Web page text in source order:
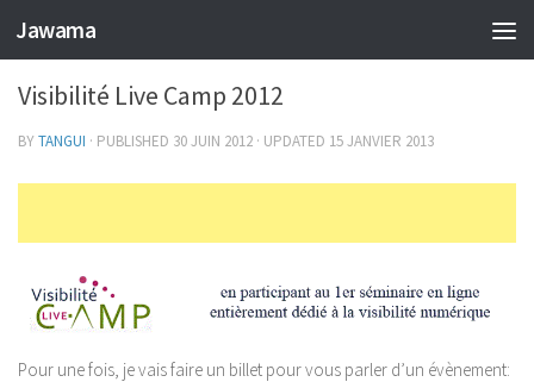
Jawama
RÉFÉRENCEMENT 0
Visibilité Live Camp 2012
BYTANGUI · PUBLISHED 30 JUIN 2012 · UPDATED 15 JANVIER 2013
Pour une fois, je vais faire un billet pour vous parler d’un évènement: